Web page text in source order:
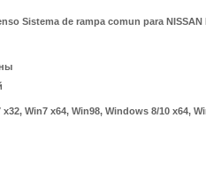
Sistema de rampa comun para NISSAN
x32, Win7 x64, Win98, Windows 8/10 x64,